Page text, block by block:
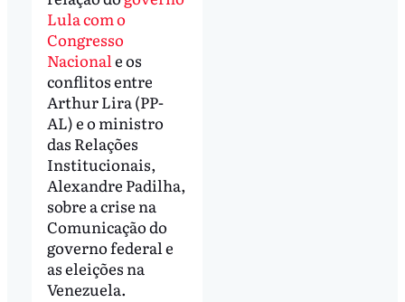
Lula com o
Congresso
Nacionale os
conflitos entre
Arthur Lira (PP-
AL) e o ministro
das Relações
Institucionais,
Alexandre Padilha,
sobre a crise na
Comunicação do
governo federal e
as eleições na
Venezuela.